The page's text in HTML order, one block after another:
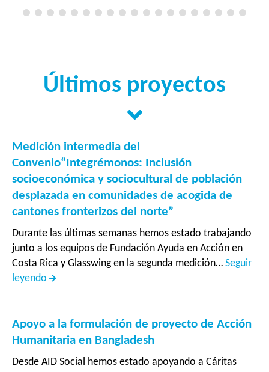
Últimos proyectos
Medición intermedia del
Convenio“Integrémonos: Inclusión
socioeconómica y sociocultural de población
desplazada en comunidades de acogida de
cantones fronterizos del norte”
Durante las últimas semanas hemos estado trabajando
junto a los equipos de Fundación Ayuda en Acción en
Costa Rica y Glasswing en la segunda medición… Seguir
leyendo Medición
Convenio“Integrémonos:
Inclusión
y
Apoyo a la formulación de proyecto de Acción
Humanitaria en Bangladesh
Desde AID Social hemos estado apoyando a Cáritas